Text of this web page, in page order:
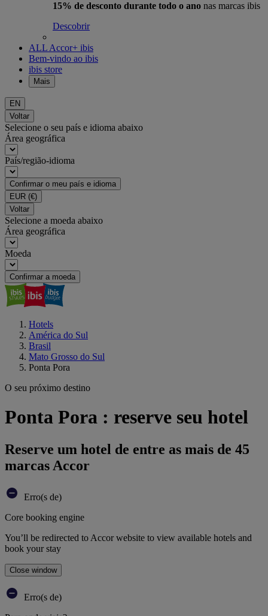
15% de desconto durante todo o ano nas marcas ibis
Descobrir
ALL Accor+ ibis
Bem-vindo ao ibis
ibis store
Mais
EN
Voltar
Selecione o seu país e idioma abaixo
Área geográfica
País/região-idioma
Confirmar o meu país e idioma
EUR (€)
Voltar
Selecione a moeda abaixo
Área geográfica
Moeda
Confirmar a moeda
Hotels
América do Sul
Brasil
Mato Grosso do Sul
Ponta Pora
O seu próximo destino
Ponta Pora : reserve seu hotel
Reserve um hotel de entre as mais de 45
marcas Accor
Erro(s de)
Core booking engine
You’ll be redirected to Accor website to view available hotels and
book your stay
Close window
Erro(s de)